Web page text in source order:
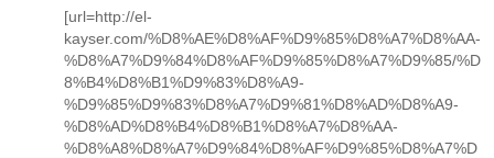
[url=http://el-
kayser.com/%D8%AE%D8%AF%D9%85%D8%A7%D8%AA-
%D8%A7%D9%84%D8%AF%D9%85%D8%A7%D9%85/%D
8%B4%D8%B1%D9%83%D8%A9-
%D9%85%D9%83%D8%A7%D9%81%D8%AD%D8%A9-
%D8%AD%D8%B4%D8%B1%D8%A7%D8%AA-
%D8%A8%D8%A7%D9%84%D8%AF%D9%85%D8%A7%D